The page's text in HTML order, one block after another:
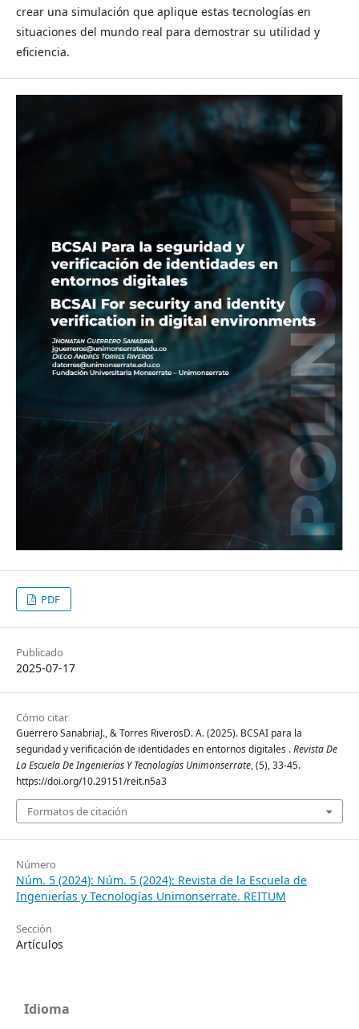
crear una simulación que aplique estas tecnologías en
situaciones del mundo real para demostrar su utilidad y
eficiencia.
PDF
Publicado
2025-07-17
Cómo citar
Guerrero SanabriaJ., & Torres RiverosD. A. (2025). BCSAI para la
seguridad y verificación de identidades en entornos digitales .Revista De
La Escuela De Ingenierías Y Tecnologías Unimonserrate, (5), 33-45.
https://doi.org/10.29151/reit.n5a3
Formatos de citación
Número
Núm. 5 (2024): Núm. 5 (2024): Revista de la Escuela de
Ingenierías y Tecnologías Unimonserrate. REITUM
Sección
Artículos
Idioma